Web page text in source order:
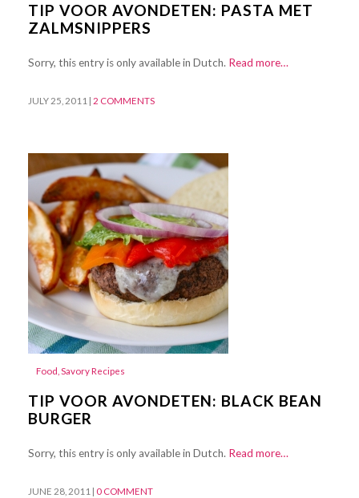
TIP VOOR AVONDETEN: PASTA MET
ZALMSNIPPERS
Sorry, this entry is only available in Dutch. Read more…
JULY 25, 2011 2 COMMENTS
Food Savory Recipes
TIP VOOR AVONDETEN: BLACK BEAN
BURGER
Sorry, this entry is only available in Dutch. Read more…
JUNE 28, 2011 0 COMMENT